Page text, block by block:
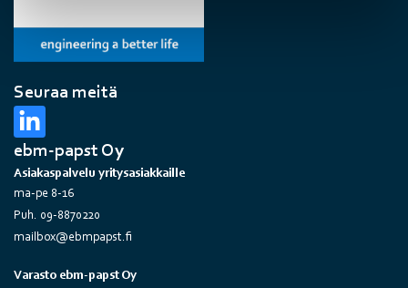
Seuraa meitä
ebm-papst Oy
Asiakaspalvelu yritysasiakkaille
ma-pe 8-16
Puh. 09-8870220
mailbox@ebmpapst.fi
Varasto ebm-papst Oy